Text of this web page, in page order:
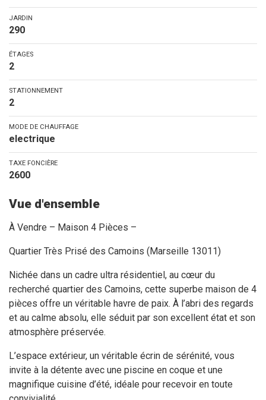
JARDIN
290
ÉTAGES
2
STATIONNEMENT
2
MODE DE CHAUFFAGE
electrique
TAXE FONCIÈRE
2600
Vue d'ensemble
À Vendre – Maison 4 Pièces –
Quartier Très Prisé des Camoins (Marseille 13011)
Nichée dans un cadre ultra résidentiel, au cœur du
recherché quartier des Camoins, cette superbe maison de 4
pièces offre un véritable havre de paix. À l’abri des regards
et au calme absolu, elle séduit par son excellent état et son
atmosphère préservée.
L’espace extérieur, un véritable écrin de sérénité, vous
invite à la détente avec une piscine en coque et une
magnifique cuisine d’été, idéale pour recevoir en toute